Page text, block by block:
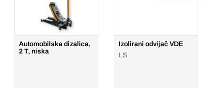
Automobilska dizalica,
2 T, niska
Izolirani odvijač VDE
LS